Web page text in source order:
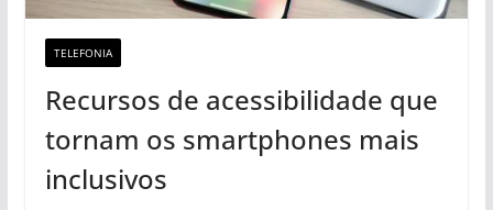
TELEFONIA
Recursos de acessibilidade que
tornam os smartphones mais
inclusivos